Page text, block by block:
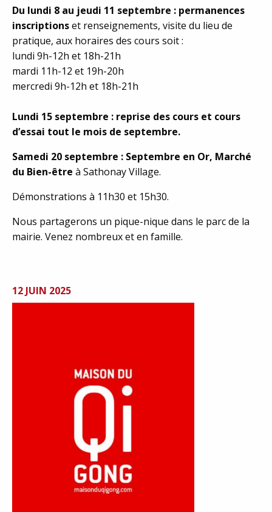
Du lundi 8 au jeudi 11 septembre : permanences
inscriptionset renseignements, visite du lieu de
pratique, aux horaires des cours soit :
lundi 9h-12h et 18h-21h
mardi 11h-12 et 19h-20h
mercredi 9h-12h et 18h-21h
Lundi 15 septembre : reprise des cours et cours
d’essai tout le mois de septembre.
Samedi 20 septembre : Septembre en Or, Marché
du Bien-être à Sathonay Village.
Démonstrations à 11h30 et 15h30.
Nous partagerons un pique-nique dans le parc de la
mairie. Venez nombreux et en famille.
12 JUIN 2025